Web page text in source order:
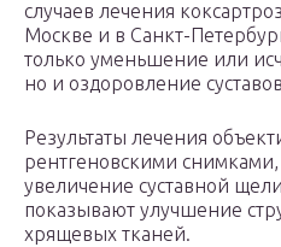
случаев лечения
Москве и в Санкт-
только уменьшение или
но и оздоровление
Результаты лечения
рентгеновскими
увеличение суставной
показывают улучшение
хрящевых тканей.